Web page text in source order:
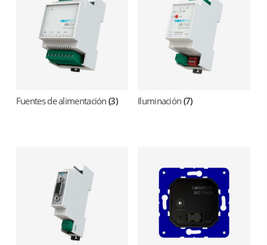
Fuentes de alimentación(3) Iluminación (7)